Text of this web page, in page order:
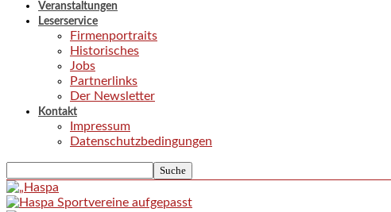
Veranstaltungen
Leserservice
Firmenportraits
Historisches
Jobs
Partnerlinks
Der Newsletter
Kontakt
Impressum
Datenschutzbedingungen